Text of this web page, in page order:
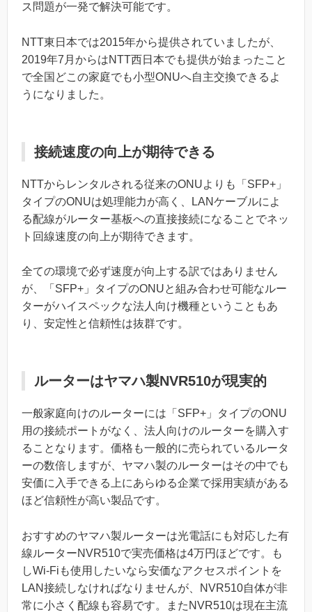
ス問題が一発で解決可能です。
NTT東日本では2015年から提供されていましたが、
2019年7月からはNTT西日本でも提供が始まったこと
で全国どこの家庭でも小型ONUへ自主交換できるよ
うになりました。
接続速度の向上が期待できる
NTTからレンタルされる従来のONUよりも「SFP+」
タイプのONUは処理能力が高く、LANケーブルによ
る配線がルーター基板への直接接続になることでネッ
ト回線速度の向上が期待できます。
全ての環境で必ず速度が向上する訳ではありません
が、「SFP+」タイプのONUと組み合わせ可能なルー
ターがハイスペックな法人向け機種ということもあ
り、安定性と信頼性は抜群です。
ルーターはヤマハ製NVR510が現実的
一般家庭向けのルーターには「SFP+」タイプのONU
用の接続ポートがなく、法人向けのルーターを購入す
ることなります。価格も一般的に売られているルータ
ーの数倍しますが、ヤマハ製のルーターはその中でも
安価に入手できる上にあらゆる企業で採用実績がある
ほど信頼性が高い製品です。
おすすめのヤマハ製ルーターは光電話にも対応した有
線ルーターNVR510で実売価格は4万円ほどです。も
しWi-Fiも使用したいなら安価なアクセスポイントを
LAN接続しなければなりませんが、NVR510自体が非
常に小さく配線も容易です。またNVR510は現在主流